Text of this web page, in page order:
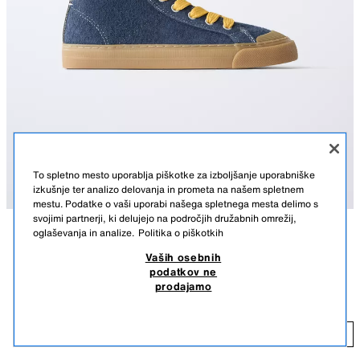
OPIS SESTAVA
Športni gležnjarji iz govejega usnja. Zapiranje s stransko zadrgo. Upogljiv
vložek. Jezik iz 100 % govejega usnja. Gumijast podplat.
USNJE: Izdelano iz visokokakovostnega usnja. Morebitne gube ali
MODRA 4240/730/400
USNJENI ŠPORTNI GLEŽNJARJI
12,99 EUR
To spletno mesto uporablja piškotke za izboljšanje uporabniške
izkušnje ter analizo delovanja in prometa na našem spletnem
mestu. Podatke o vaši uporabi našega spletnega mesta delimo s
svojimi partnerji, ki delujejo na področjih družabnih omrežij,
oglaševanja in analize. Politika o piškotkih
Vaših osebnih
podatkov ne
prodajamo